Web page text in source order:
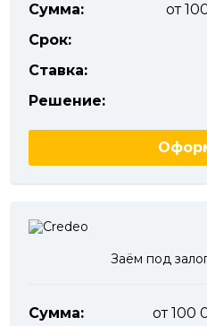
Сумма:
от
Срок:
Ставка:
Решение:
Заём под
Сумма:
от 100